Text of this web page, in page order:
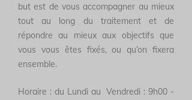
but est de vous accompagner au mieux
tout au long du traitement et de
répondre au mieux aux objectifs que
vous vous êtes fixés, ou qu’on fixera
ensemble.
Horaire : du Lundi au Vendredi : 9h00 -